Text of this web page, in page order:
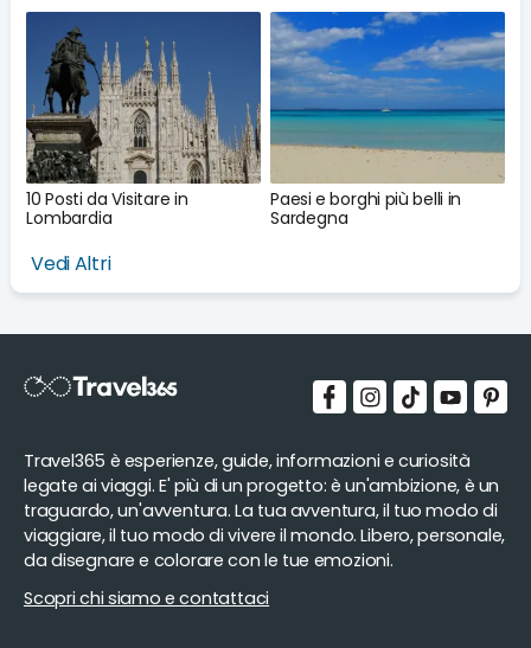
10 Posti da Visitare in
Lombardia
Paesi e borghi più belli in
Sardegna
Vedi Altri
Travel365 è esperienze, guide, informazioni e curiosità
legate ai viaggi. E' più di un progetto: è un'ambizione, è un
traguardo, un'avventura. La tua avventura, il tuo modo di
viaggiare, il tuo modo di vivere il mondo. Libero, personale,
da disegnare e colorare con le tue emozioni.
Scopri chi siamo e contattaci